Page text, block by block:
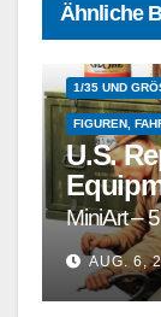
Ähnliche
1/35 UND
FIGUREN,
U.S.
MiniArt –
AUG. 6,